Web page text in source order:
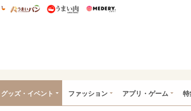
ニー特集
うまいめし うまいパン うまい肉
グッズ・イベント ファッション アプリ・ゲーム 特